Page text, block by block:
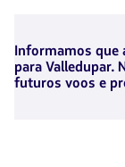
Informamos que
para Valledupar.
futuros voos e